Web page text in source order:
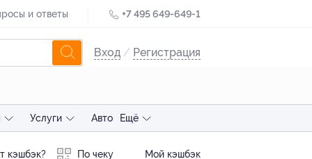
и ответы +7 495 649-649-1
Вход / Регистрация
Услуги Авто Ещё
кэшбэк? По чеку Мой кэшбэк